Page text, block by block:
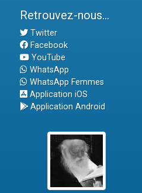
Retrouvez-nous...
Twitter
Facebook
YouTube
WhatsApp
WhatsApp Femmes
Application iOS
Application Android